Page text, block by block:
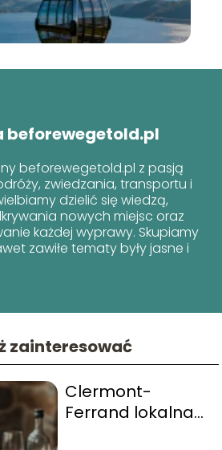
beforewegetold.pl
beforewegetold.pl z pasją
zwiedzania, transportu i
dzielić się wiedzą,
nowych miejsc oraz
każdej wyprawy. Skupiamy
zawiłe tematy były jasne i
zainteresować
Clermont-
Ferrand lokalna